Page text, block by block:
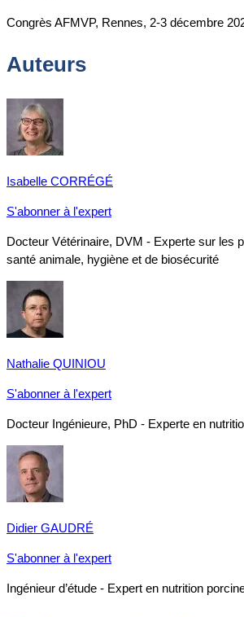
Congrès AFMVP, Rennes, 2-3 décembre
Auteurs
Isabelle CORRÉGÉ
S'abonner à l'expert
Docteur Vétérinaire, DVM - Experte sur les
santé animale, hygiène et de biosécurité
Nathalie QUINIOU
S'abonner à l'expert
Docteur Ingénieure, PhD - Experte en
Didier GAUDRÉ
S'abonner à l'expert
Ingénieur d’étude - Expert en nutrition